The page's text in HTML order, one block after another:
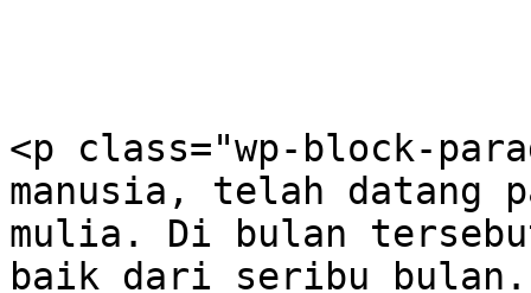
<p class="wp-block-
manusia, telah datang
mulia. Di bulan
baik dari seribu bulan.